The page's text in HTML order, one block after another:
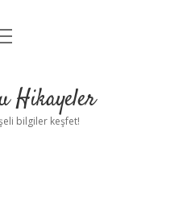
Hikayeler
bilgiler keşfet!